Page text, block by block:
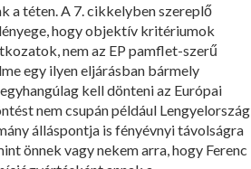
a téten. A 7. cikkelyben szereplő
hogy objektív kritériumok
nem az EP pamflet-szerű
egy ilyen eljárásban bármely
kell dönteni az Európai
nem csupán például Lengyelország
álláspontja is fényévnyi távolságra
önnek vagy nekem arra, hogy Ferenc